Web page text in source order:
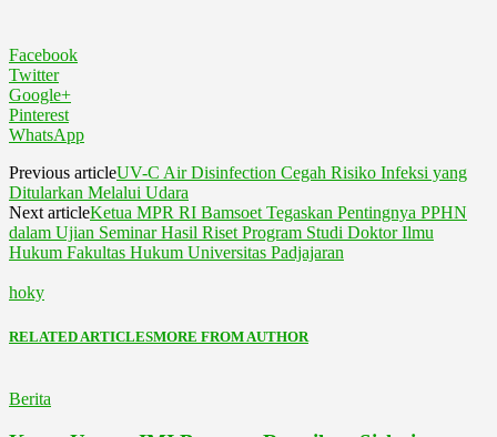
Facebook
Twitter
Google+
Pinterest
WhatsApp
Previous articleUV-C Air Disinfection Cegah Risiko Infeksi yang
Ditularkan Melalui Udara
Next articleKetua MPR RI Bamsoet Tegaskan Pentingnya PPHN
dalam Ujian Seminar Hasil Riset Program Studi Doktor Ilmu
Hukum Fakultas Hukum Universitas Padjajaran
hoky
RELATED ARTICLESMORE FROM AUTHOR
Berita